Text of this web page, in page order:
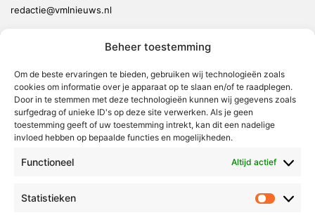
Beheer toestemming
Om de beste ervaringen te bieden, gebruiken wij technologieën zoals
cookies om informatie over je apparaat op te slaan en/of te raadplegen.
Door in te stemmen met deze technologieën kunnen wij gegevens zoals
surfgedrag of unieke ID's op deze site verwerken. Als je geen
toestemming geeft of uw toestemming intrekt, kan dit een nadelige
invloed hebben op bepaalde functies en mogelijkheden.
Functioneel Altijd actief
Statistieken
redactie@vmlnieuws.nl
Leudal
Maasgouw
Echt-Susteren